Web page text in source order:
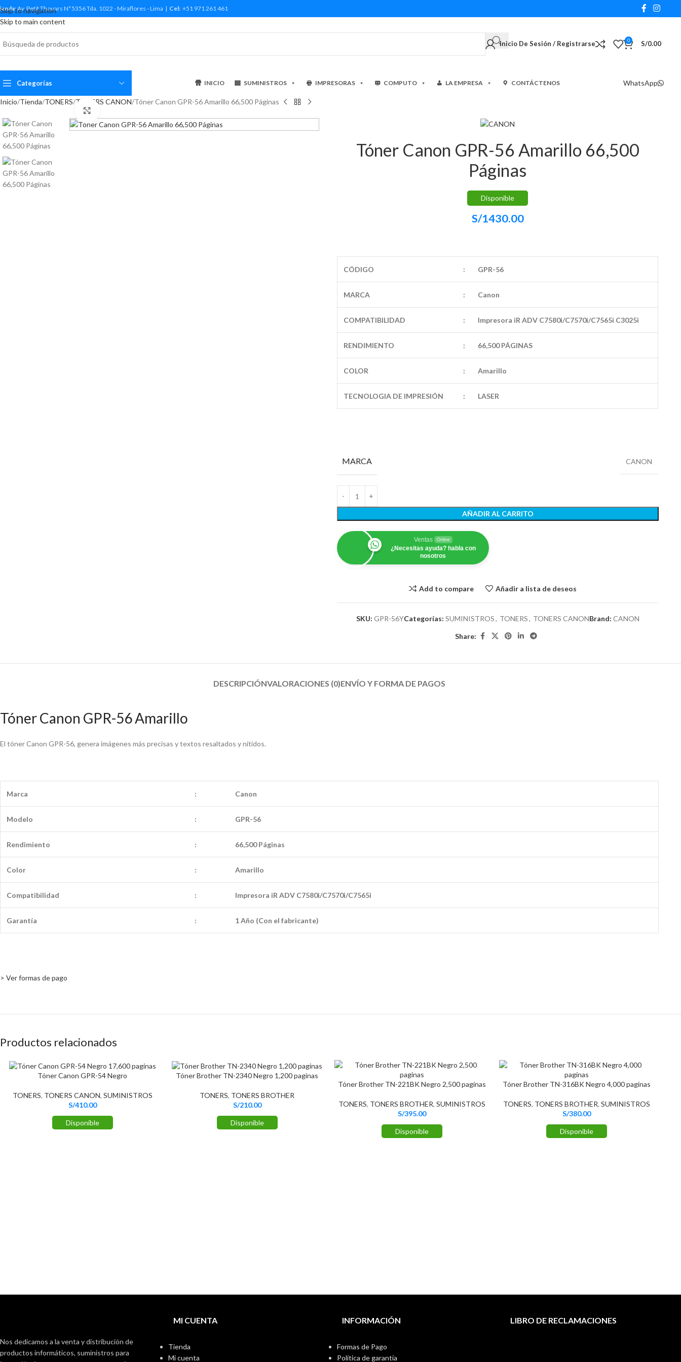
Skip to navigation
Skip to main content
Av. Petit Thouars Nª 5356 Tda. 1022 - Miraflores - Lima | Cel: +51 971 261 461
Inicio De Sesión / Registrarse 0 S/0.00
Categorías INICIO SUMINISTROS IMPRESORAS COMPUTO LA EMPRESA CONTÁCTENOS WhatsApp
Inicio Tienda TONERS TONERS CANON Tóner Canon GPR-56 Amarillo 66,500 Páginas
Tóner Canon GPR-56 Amarillo 66,500
Páginas
Disponible
S/1430.00
CÓDIGO : GPR-56
MARCA : Canon
COMPATIBILIDAD : Impresora iR ADV C7580i/C7570i/C7565i C3025i
RENDIMIENTO : 66,500 PÁGINAS
COLOR : Amarillo
TECNOLOGIA DE IMPRESIÓN : LASER
MARCA CANON
AÑADIR AL CARRITO
Ventas Online
¿Necesitas ayuda? habla con
nosotros
Add to compare Añadir a lista de deseos
SKU: GPR-56YCategorías: SUMINISTROS, TONERS, TONERS CANONBrand: CANON
Share:
DESCRIPCIÓNVALORACIONES (0)ENVÍO Y FORMA DE PAGOS​
Tóner Canon GPR-56 Amarillo
El tóner Canon GPR-56, genera imágenes más precisas y textos resaltados y nítidos.
Marca : Canon
Modelo : GPR-56
Rendimiento : 66,500 Páginas
Color : Amarillo
Compatibilidad : Impresora iR ADV C7580i/C7570i/C7565i
Garantía : 1 Año (Con el fabricante)
> Ver formas de pago
Productos relacionados
Tóner Canon GPR-54 Negro
TONERS, TONERS CANON, SUMINISTROS
S/410.00
Disponible
Tóner Brother TN-2340 Negro 1,200 paginas
TONERS, TONERS BROTHER
S/210.00
Disponible
Tóner Brother TN-221BK Negro 2,500 paginas
TONERS, TONERS BROTHER, SUMINISTROS
S/395.00
Disponible
Tóner Brother TN-316BK Negro 4,000 paginas
TONERS, TONERS BROTHER, SUMINISTROS
S/380.00
Disponible
Nos dedicamos a la venta y distribución de
productos informáticos, suministros para
MI CUENTA
Tienda
Mi cuenta
INFORMACIÓN
Formas de Pago
Política de garantía
LIBRO DE RECLAMACIONES